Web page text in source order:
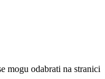
mogu odabrati na stranici